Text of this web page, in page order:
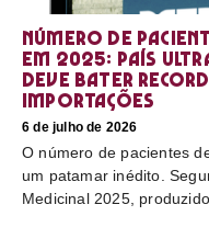
Número de
em 2025: país
deve bater
importações
6 de julho de 2026
O número de pacientes
um patamar inédito.
Medicinal 2025,